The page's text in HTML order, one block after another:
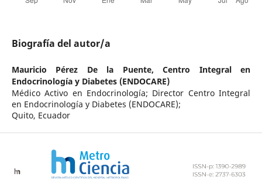
Biografía del autor/a
Mauricio Pérez De la Puente,Centro Integral en
Endocrinología y Diabetes (ENDOCARE)
Médico Activo en Endocrinología; Director Centro Integral
en Endocrinología y Diabetes (ENDOCARE);
Quito, Ecuador